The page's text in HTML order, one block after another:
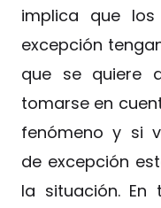
implica que
excepción
que se quiere
tomarse en
fenómeno y si
de excepción
la situación.